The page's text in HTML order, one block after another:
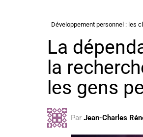
Développement personnel : les
La
la
les gens
Par Jean-Charles